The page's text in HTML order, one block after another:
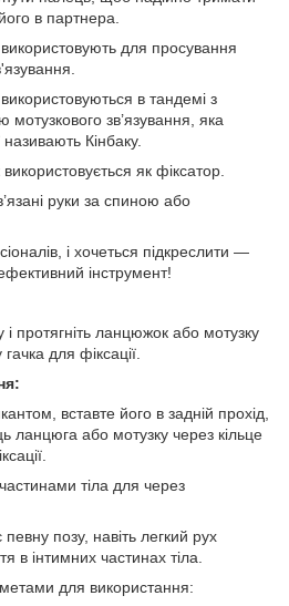
в партнера.
для просування
в тандемі з
зв’язування, яка
Кінбаку.
як фіксатор.
руки за спиною або
і хочеться підкреслити —
інструмент!
і протягніть ланцюжок або мотузку
для фіксації.
вставте його в задній прохід,
ланцюга або мотузку через кільце
тіла для через
позу, навіть легкий рух
в інтимних частинах тіла.
для використання: